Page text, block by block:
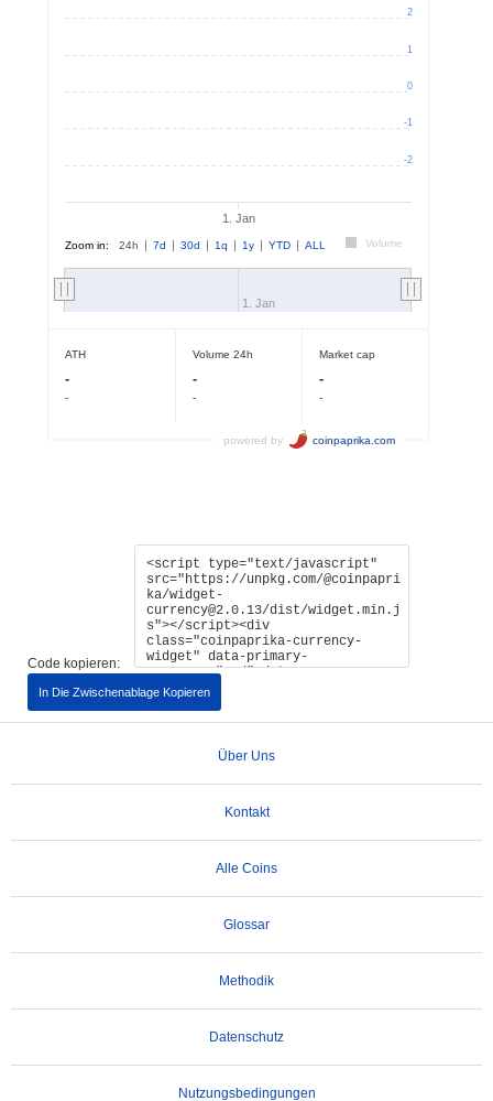
Code kopieren:
In Die Zwischenablage Kopieren
Über Uns
Kontakt
Alle Coins
Glossar
Methodik
Datenschutz
Nutzungsbedingungen